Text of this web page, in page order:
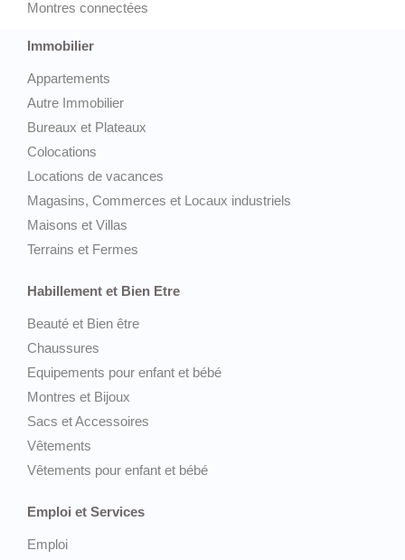
Montres connectées
Immobilier
Appartements
Autre Immobilier
Bureaux et Plateaux
Colocations
Locations de vacances
Magasins, Commerces et Locaux industriels
Maisons et Villas
Terrains et Fermes
Habillement et Bien Etre
Beauté et Bien être
Chaussures
Equipements pour enfant et bébé
Montres et Bijoux
Sacs et Accessoires
Vêtements
Vêtements pour enfant et bébé
Emploi et Services
Emploi